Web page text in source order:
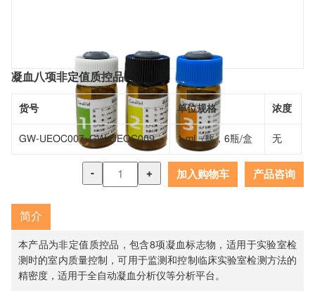
凝血八项非定值质控品
货号 单位规格 浓度
GW-UEOC007~GW-UEOC009 1 mL /瓶，6瓶/盒 无
- + 加入购物车 产品咨询
简介
本产品为非定值质控品，包含8项凝血标志物，适用于实验室检
测时的室内质量控制，可用于监测和控制临床实验室检测方法的
精密度，适用于全自动凝血分析仪等分析平台。